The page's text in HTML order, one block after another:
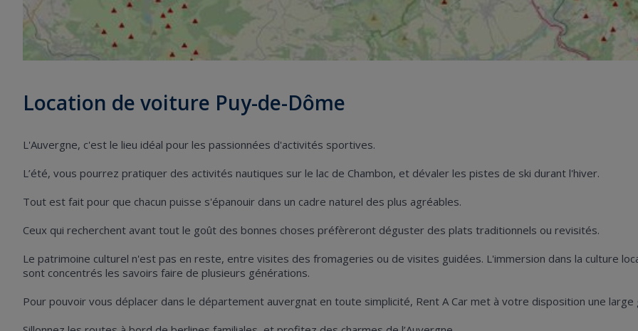
Location de voiture Puy-de-Dôme
L'Auvergne, c'est le lieu idéal pour les passionnées d'activités sportives.
L’été, vous pourrez pratiquer des activités nautiques sur le lac de Chambon, et dévaler les pistes de ski durant l'hiver.
Tout est fait pour que chacun puisse s'épanouir dans un cadre naturel des plus agréables.
Ceux qui recherchent avant tout le goût des bonnes choses préfèreront déguster des plats traditionnels ou revisités.
Le patrimoine culturel n'est pas en reste, entre visites des fromageries ou de visites guidées. L'immersion dans la culture
sont concentrés les savoirs faire de plusieurs générations.
Pour pouvoir vous déplacer dans le département auvergnat en toute simplicité, Rent A Car met à votre disposition une large